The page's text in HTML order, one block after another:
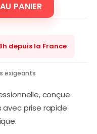
PANIER
depuis la France
exigeants
conçue
prise rapide